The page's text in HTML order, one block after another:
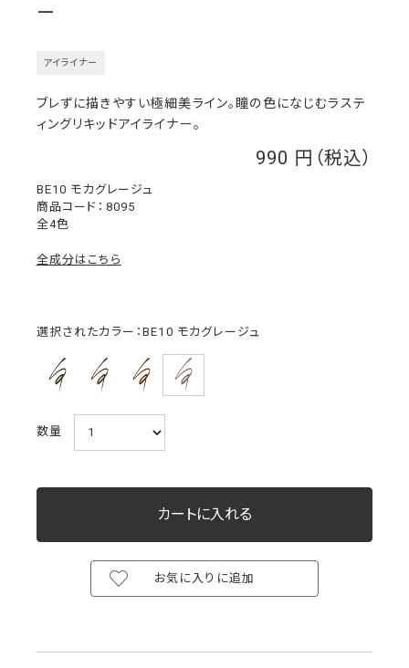
ー
アイライナー
990
8095
BE10 モカグレージュ
ブレずに描きやすい極細美ライン。瞳の色になじむラステ
ィングリキッドアイライナー。
全4色
全成分はこちら
選択されたカラー：BE10 モカグレージュ
数量
お気に入りに追加